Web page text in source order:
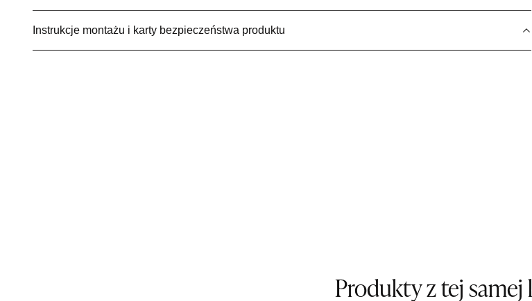
Instrukcje montażu i karty bezpieczeństwa produktu
Produkty z tej samej